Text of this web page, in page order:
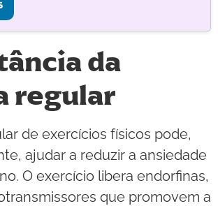
da
regular
de exercícios físicos pode,
ajudar a reduzir a ansiedade
O exercício libera endorfinas,
que promovem a